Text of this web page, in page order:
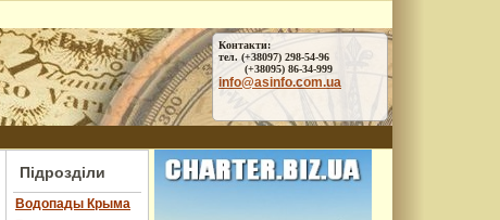
Контакти:
тел. (+38097) 298-54-96
(+38095) 86-34-999
info@asinfo.com.ua
Підрозділи
Водопады Крыма